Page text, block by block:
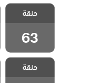
يدي مدبلج
الحلقة 63
حلقة
63
مسلسل لا تترك
يدي مدبلج
الحلقة 52
حلقة